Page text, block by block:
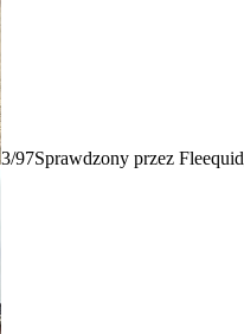
3/97Sprawdzony przez Fleequid